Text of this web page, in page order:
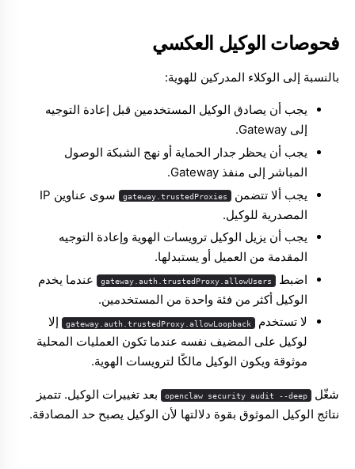
فحوصات الوكيل العكسي
بالنسبة إلى الوكلاء المدركين للهوية:
يجب أن يصادق الوكيل المستخدمين قبل إعادة التوجيه
إلى Gateway.
يجب أن يحظر جدار الحماية أو نهج الشبكة الوصول
المباشر إلى منفذ Gateway.
يجب ألا تتضمن
gateway.trustedProxies
سوى عناوين IP
المصدرية للوكيل.
يجب أن يزيل الوكيل ترويسات الهوية وإعادة التوجيه
المقدمة من العميل أو يستبدلها.
اضبط
gateway.auth.trustedProxy.allowUsers عندما يخدم
الوكيل أكثر من فئة واحدة من المستخدمين.
لا تستخدم
gateway.auth.trustedProxy.allowLoopback إلا
لوكيل على المضيف نفسه عندما تكون العمليات المحلية
موثوقة ويكون الوكيل مالكًا لترويسات الهوية.
شغّل openclaw security audit --deep بعد تغييرات الوكيل. تتميز
نتائج الوكيل الموثوق بقوة دلالتها لأن الوكيل يصبح حد المصادقة.